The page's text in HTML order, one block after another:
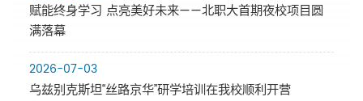
赋能终身学习 点亮美好未来——北职大首期夜校项目圆
满落幕
2026-07-03
乌兹别克斯坦“丝路京华”研学培训在我校顺利开营